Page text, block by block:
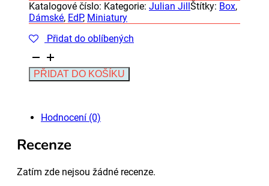
Katalogové číslo: Kategorie: Julian JillŠtítky: Box,
Dámské, EdP, Miniatury
Přidat do oblíbených
Julian
Jill
Touche
množství
PŘIDAT DO KOŠÍKU
Hodnocení (0)
Recenze
Zatím zde nejsou žádné recenze.